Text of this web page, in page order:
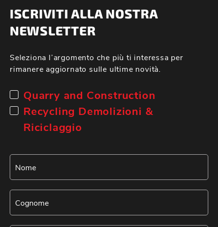
ISCRIVITI ALLA NOSTRA
NEWSLETTER
Seleziona l’argomento che più ti interessa per
rimanere aggiornato sulle ultime novità.
Quarry and Construction
Recycling Demolizioni &
Riciclaggio